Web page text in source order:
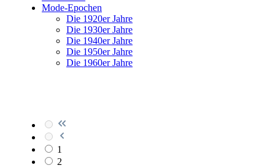
Mode-Epochen
Die 1920er Jahre
Die 1930er Jahre
Die 1940er Jahre
Die 1950er Jahre
Die 1960er Jahre
1
2